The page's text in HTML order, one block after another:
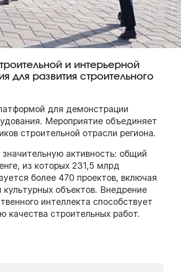
и интерьерной
развития строительного
для демонстрации
Мероприятие объединяет
строительной отрасли региона.
активность: общий
из которых 231,5 млрд
более 470 проектов, включая
объектов. Внедрение
интеллекта способствует
качества строительных работ.